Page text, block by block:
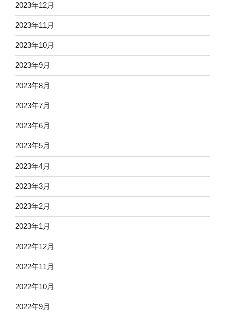
2023年12月
2023年11月
2023年10月
2023年9月
2023年8月
2023年7月
2023年6月
2023年5月
2023年4月
2023年3月
2023年2月
2023年1月
2022年12月
2022年11月
2022年10月
2022年9月